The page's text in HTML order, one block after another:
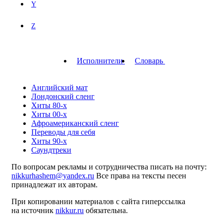
Y
Z
Исполнители Словарь
Английский мат
Лондонский сленг
Хиты 80-х
Хиты 00-х
Афроамериканский сленг
Переводы для себя
Хиты 90-х
Саундтреки
По вопросам рекламы и сотрудничества писать на почту:
nikkurhashem@yandex.ru Все права на тексты песен
принадлежат их авторам.
При копировании материалов с сайта гиперссылка
на источник nikkur.ru обязательна.